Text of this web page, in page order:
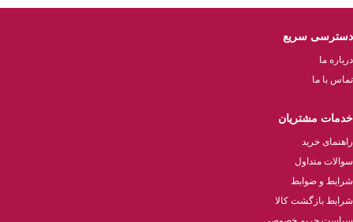
دسترسی سریع
درباره ما
تماس با ما
خدمات مشتریان
راهنمای خرید
سوالات متداول
شرایط و ضوابط
شرایط بازگشت کالا